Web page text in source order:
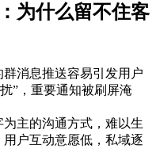
为什么留不住客
群消息推送容易引发用户
”，重要通知被刷屏淹
为主的沟通方式，难以生
户互动意愿低，私域逐